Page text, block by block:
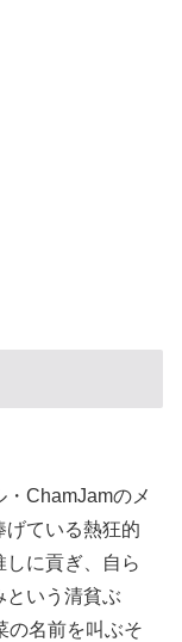
ChamJamのメ
げている熱狂的
に貢ぎ、自ら
という清貧ぶ
の名前を叫ぶそ